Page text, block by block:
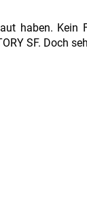
haben. Kein
SF. Doch